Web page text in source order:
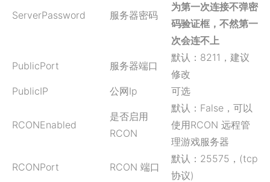
ServerPassword 服务器密码
为第一次连接不弹密
码验证框，不然第一
次会连不上
PublicPort 服务器端口
默认：8211，建议
修改
PublicIP
公网Ip 可选
RCONEnabled
是否启用
RCON
默认：False，可以
使用RCON 远程管
理游戏服务器
RCONPort RCON 端口
默认：25575，(tcp
协议)